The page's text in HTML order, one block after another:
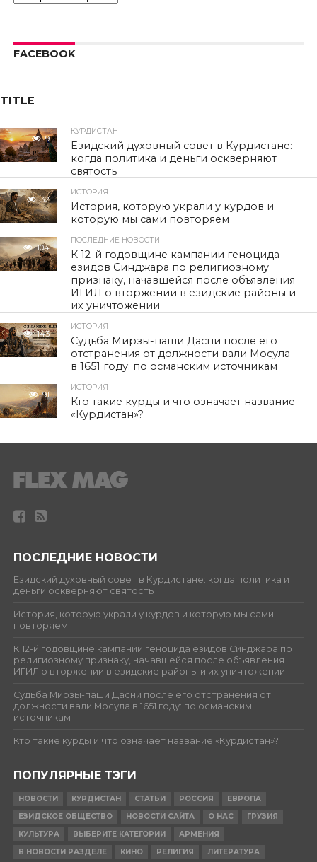
FACEBOOK
TITLE
9
КУРДИСТАН
Езидский духовный совет в Курдистане:
когда политика и деньги оскверняют
святость
32
ИСТОРИЯ
История, которую украли у курдов и
которую мы сами повторяем
104
ПОСЛЕДНИЕ НОВОСТИ
К 12-й годовщине кампании геноцида
езидов Синджара по религиозному
признаку, начавшейся после объявления
ИГИЛ о вторжении в езидские районы и
их уничтожении
143
ИСТОРИЯ
Судьба Мирзы-паши Дасни после его
отстранения от должности вали Мосула
в 1651 году: по османским источникам
91
ИСТОРИЯ
Кто такие курды и что означает название
«Курдистан»?
ПОСЛЕДНИЕ НОВОСТИ
Езидский духовный совет в Курдистане: когда политика и
деньги оскверняют святость
История, которую украли у курдов и которую мы сами
повторяем
К 12-й годовщине кампании геноцида езидов Синджара по
религиозному признаку, начавшейся после объявления
ИГИЛ о вторжении в езидские районы и их уничтожении
Судьба Мирзы-паши Дасни после его отстранения от
должности вали Мосула в 1651 году: по османским
источникам
Кто такие курды и что означает название «Курдистан»?
ПОПУЛЯРНЫЕ ТЭГИ
НОВОСТИ КУРДИСТАН СТАТЬИ РОССИЯ
ЕВРОПА
ЕЗИДСКОЕ ОБЩЕСТВО
НОВОСТИ САЙТА О НАС
ГРУЗИЯ
КУЛЬТУРА
ВЫБЕРИТЕ КАТЕГОРИИ
АРМЕНИЯ
В НОВОСТИ РАЗДЕЛЕ
КИНО РЕЛИГИЯ ЛИТЕРАТУРА